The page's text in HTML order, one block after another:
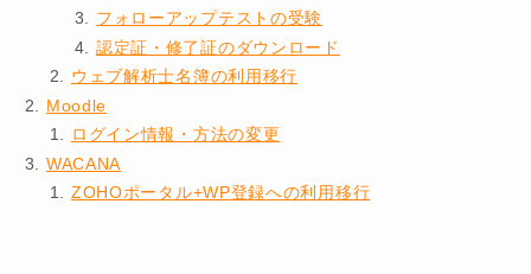
フォローアップテストの受験
認定証・修了証のダウンロード
ウェブ解析士名簿の利用移行
Moodle
ログイン情報・方法の変更
WACANA
ZOHOポータル+WP登録への利用移行